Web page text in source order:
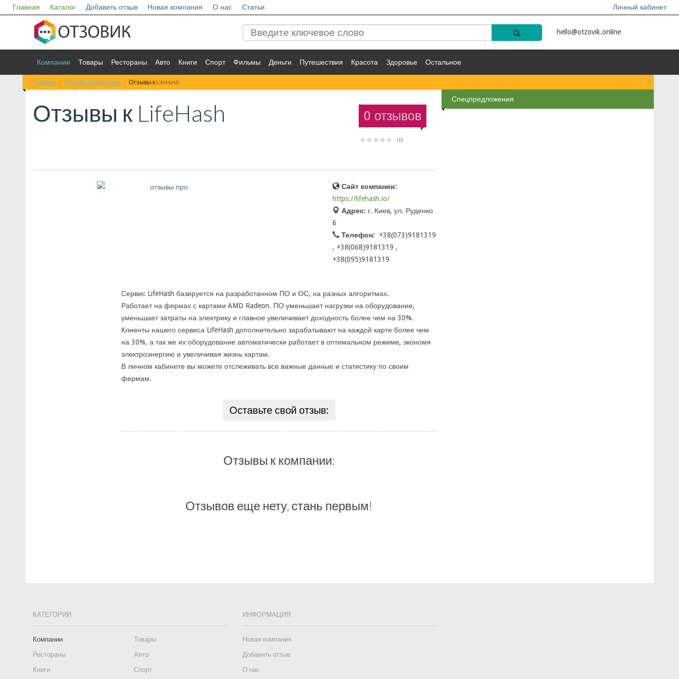
Главная Каталог Добавить отзыв Новая компания О нас Статьи Личный кабинет
hello@otzovik.online
Компании Товары Рестораны Авто Книги Спорт Фильмы Деньги Путешествия Красота Здоровье Остальное
Главная Отзывы к Компании Отзывы к LifeHash
0 отзывов
(0)
Отзывы к LifeHash
Сайт компании:
https://lifehash.io/
Адрес: г. Киев, ул. Руденко
6
Телефон:
+38(073)9181319
, +38(068)9181319 ,
+38(095)9181319
Сервис LifeHash базируется на разработанном ПО и ОС, на разных алгоритмах.
Работает на фермах с картами AMD Radeon. ПО уменьшает нагрузки на оборудование,
уменьшает затраты на электрику и главное увеличивает доходность более чем на 30%.
Клиенты нашего сервиса LifeHash дополнительно зарабатывают на каждой карте более чем
на 30%, а так же их оборудование автоматически работает в оптимальном режиме, экономя
электроэнергию и увеличивая жизнь картам.
В личном кабинете вы можете отслеживать все важные данные и статистику по своим
фермам.
Оставьте свой отзыв:
Отзывы к компании:
Отзывов еще нету, стань первым!
Спецпредложения
КАТЕГОРИИ
Компании
Товары
Рестораны
Авто
Книги
Спорт
ИНФОРМАЦИЯ
Новая компания
Добавить отзыв
О нас